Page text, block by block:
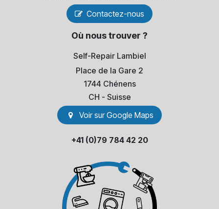
Contactez-nous
Où nous trouver ?
Self-Repair Lambiel
Place de la Gare 2
1744 Chénens
​CH - Suisse
Voir sur Go​​ogle Maps
+41 (0)79 784 42 20